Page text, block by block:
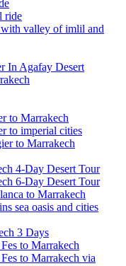
ride
valley of imlil and
In Agafay Desert
to Marrakech
to imperial cities
to Marrakech
4-Day Desert Tour
6-Day Desert Tour
to Marrakech
sea oasis and cities
3 Days
to Marrakech
to Marrakech via